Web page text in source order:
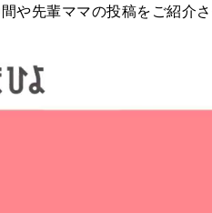
や先輩ママの投稿をご紹介さ